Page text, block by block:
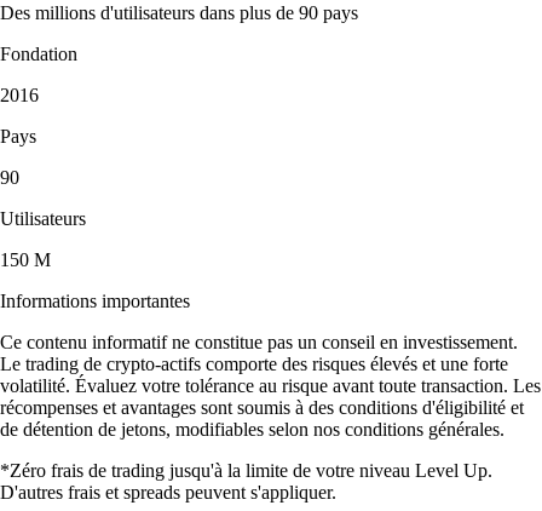
Des millions d'utilisateurs dans plus de 90 pays
Fondation
2016
Pays
90
Utilisateurs
150 M
Informations importantes
Ce contenu informatif ne constitue pas un conseil en investissement.
Le trading de crypto-actifs comporte des risques élevés et une forte
volatilité. Évaluez votre tolérance au risque avant toute transaction. Les
récompenses et avantages sont soumis à des conditions d'éligibilité et
de détention de jetons, modifiables selon nos conditions générales.
*Zéro frais de trading jusqu'à la limite de votre niveau Level Up.
D'autres frais et spreads peuvent s'appliquer.